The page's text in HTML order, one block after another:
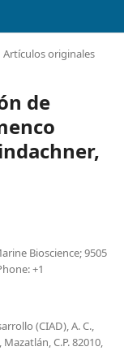
Artículos originales
de
Bioscience; 9505
+1
(CIAD), A. C.,
C.P. 82010,